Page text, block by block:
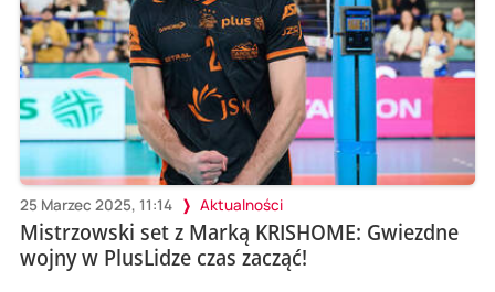
25 Marzec 2025, 11:14 Aktualności
Mistrzowski set z Marką KRISHOME: Gwiezdne
wojny w PlusLidze czas zacząć!